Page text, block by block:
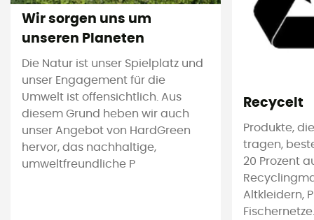
Wir sorgen uns um
unseren Planeten
Die Natur ist unser Spielplatz und
unser Engagement für die
Umwelt ist offensichtlich. Aus
diesem Grund heben wir auch
unser Angebot von HardGreen
hervor, das nachhaltige,
umweltfreundliche P
Recycelt
Produkte,
tragen,
20 Prozent
Altkleidern,